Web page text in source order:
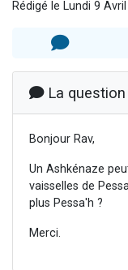
Rédigé le Lundi 9
La question
Bonjour Rav,
Un Ashkénaze
vaisselles de
plus Pessa'h ?
Merci.